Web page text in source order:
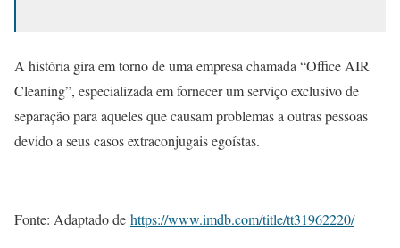
A história gira em torno de uma empresa chamada “Office AIR
Cleaning”, especializada em fornecer um serviço exclusivo de
separação para aqueles que causam problemas a outras pessoas
devido a seus casos extraconjugais egoístas.
Fonte: Adaptado de https://www.imdb.com/title/tt31962220/